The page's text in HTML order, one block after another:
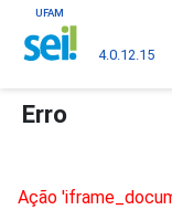
UFAM
4.0.12.15
Erro
Ação